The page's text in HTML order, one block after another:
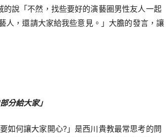
說「不然，找些要好的演藝圈男性友人一起
人，還請大家給我些意見。」大膽的發言，讓
分給大家」
如何讓大家開心?」是西川貴教最常思考的問